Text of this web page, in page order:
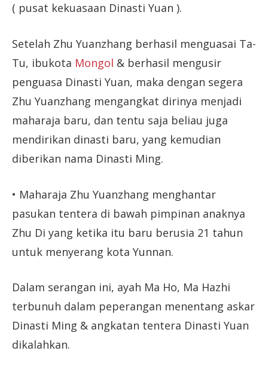
( pusat kekuasaan Dinasti Yuan ).
Setelah Zhu Yuanzhang berhasil menguasai Ta-
Tu, ibukota Mongol & berhasil mengusir
penguasa Dinasti Yuan, maka dengan segera
Zhu Yuanzhang mengangkat dirinya menjadi
maharaja baru, dan tentu saja beliau juga
mendirikan dinasti baru, yang kemudian
diberikan nama Dinasti Ming.
• Maharaja Zhu Yuanzhang menghantar
pasukan tentera di bawah pimpinan anaknya
Zhu Di yang ketika itu baru berusia 21 tahun
untuk menyerang kota Yunnan.
Dalam serangan ini, ayah Ma Ho, Ma Hazhi
terbunuh dalam peperangan menentang askar
Dinasti Ming & angkatan tentera Dinasti Yuan
dikalahkan.